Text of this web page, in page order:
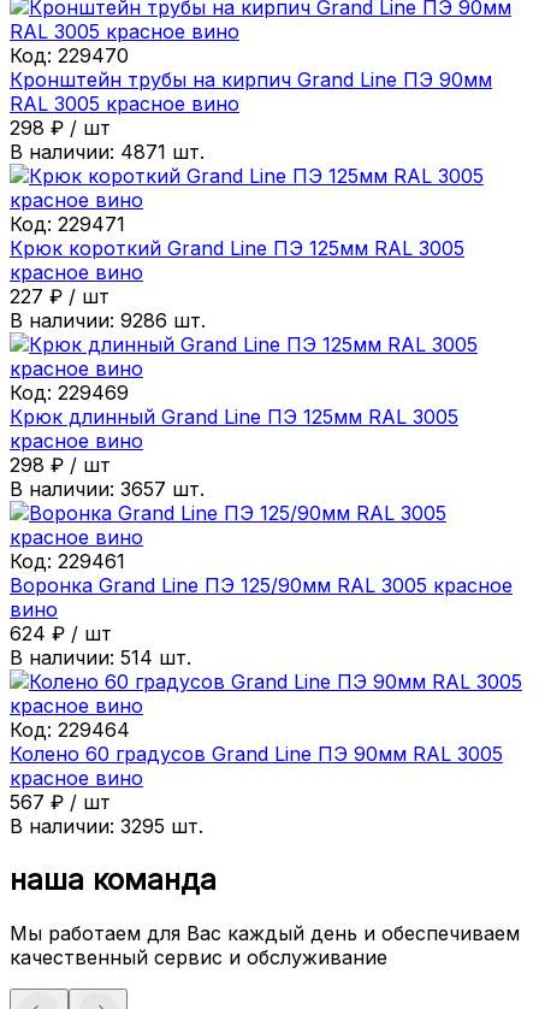
Код: 229470
Кронштейн трубы на кирпич Grand Line ПЭ 90мм
RAL 3005 красное вино
298 ₽ / шт
В наличии: 4871 шт.
Код: 229471
Крюк короткий Grand Line ПЭ 125мм RAL 3005
красное вино
227 ₽ / шт
В наличии: 9286 шт.
Код: 229469
Крюк длинный Grand Line ПЭ 125мм RAL 3005
красное вино
298 ₽ / шт
В наличии: 3657 шт.
Код: 229461
Воронка Grand Line ПЭ 125/90мм RAL 3005 красное
вино
624 ₽ / шт
В наличии: 514 шт.
Код: 229464
Колено 60 градусов Grand Line ПЭ 90мм RAL 3005
красное вино
567 ₽ / шт
В наличии: 3295 шт.
наша команда
Мы работаем для Вас каждый день и обеспечиваем
качественный сервис и обслуживание